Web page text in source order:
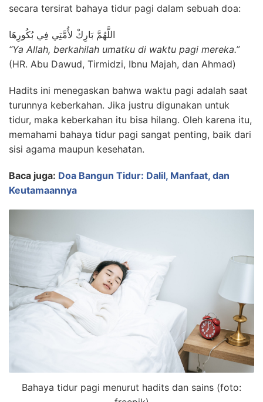
secara tersirat bahaya tidur pagi dalam sebuah doa:
اللَّهُمَّ بَارِكْ لأُمَّتِي فِي بُكُورِهَا
“Ya Allah, berkahilah umatku di waktu pagi mereka.”
(HR. Abu Dawud, Tirmidzi, Ibnu Majah, dan Ahmad)
Hadits ini menegaskan bahwa waktu pagi adalah saat
turunnya keberkahan. Jika justru digunakan untuk
tidur, maka keberkahan itu bisa hilang. Oleh karena itu,
memahami bahaya tidur pagi sangat penting, baik dari
sisi agama maupun kesehatan.
Baca juga: Doa Bangun Tidur: Dalil, Manfaat, dan
Keutamaannya
Bahaya tidur pagi menurut hadits dan sains (foto: